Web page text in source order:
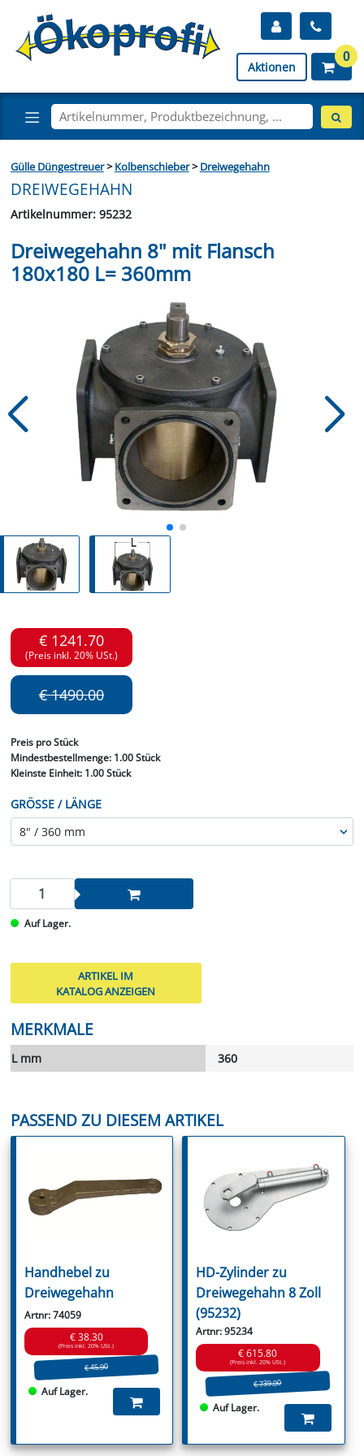
Aktionen
0
Gülle Düngestreuer>Kolbenschieber>Dreiwegehahn
DREIWEGEHAHN
Artikelnummer: 95232
Dreiwegehahn 8" mit Flansch
180x180 L= 360mm
€ 1241.70
(Preis inkl. 20% USt.)
€ 1490.00
Preis pro Stück
Mindestbestellmenge: 1.00 Stück
Kleinste Einheit:1.00 Stück
GRÖSSE / LÄNGE
Auf Lager.
ARTIKEL IM
KATALOG ANZEIGEN
MERKMALE
L mm 360
PASSEND ZU DIESEM ARTIKEL
Handhebel zu
Dreiwegehahn
Artnr: 74059
€ 38.30
(Preis inkl. 20% USt.)
€ 45.90
Auf Lager.
HD-Zylinder zu
Dreiwegehahn 8 Zoll
(95232)
Artnr: 95234
€ 615.80
(Preis inkl. 20% USt.)
€ 739.00
Auf Lager.